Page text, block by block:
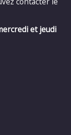
et jeudi